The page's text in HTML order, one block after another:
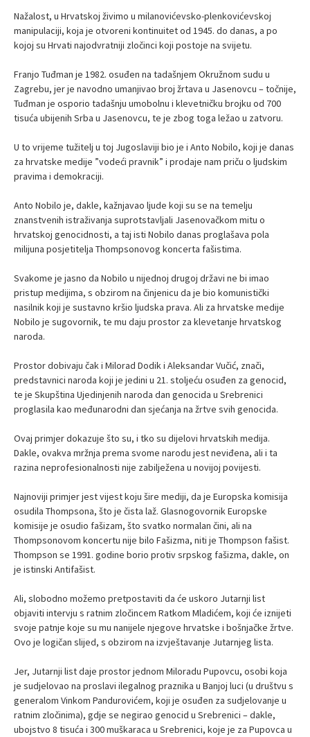
Nažalost, u Hrvatskoj živimo u milanovićevsko-plenkovićevskoj
manipulaciji, koja je otvoreni kontinuitet od 1945. do danas, a po
kojoj su Hrvati najodvratniji zločinci koji postoje na svijetu.
Franjo Tuđman je 1982. osuđen na tadašnjem Okružnom sudu u
Zagrebu, jer je navodno umanjivao broj žrtava u Jasenovcu – točnije,
Tuđman je osporio tadašnju umobolnu i klevetničku brojku od 700
tisuća ubijenih Srba u Jasenovcu, te je zbog toga ležao u zatvoru.
U to vrijeme tužitelj u toj Jugoslaviji bio je i Anto Nobilo, koji je danas
za hrvatske medije ”vodeći pravnik” i prodaje nam priču o ljudskim
pravima i demokraciji.
Anto Nobilo je, dakle, kažnjavao ljude koji su se na temelju
znanstvenih istraživanja suprotstavljali Jasenovačkom mitu o
hrvatskoj genocidnosti, a taj isti Nobilo danas proglašava pola
milijuna posjetitelja Thompsonovog koncerta fašistima.
Svakome je jasno da Nobilo u nijednoj drugoj državi ne bi imao
pristup medijima, s obzirom na činjenicu da je bio komunistički
nasilnik koji je sustavno kršio ljudska prava. Ali za hrvatske medije
Nobilo je sugovornik, te mu daju prostor za klevetanje hrvatskog
naroda.
Prostor dobivaju čak i Milorad Dodik i Aleksandar Vučić, znači,
predstavnici naroda koji je jedini u 21. stoljeću osuđen za genocid,
te je Skupština Ujedinjenih naroda dan genocida u Srebrenici
proglasila kao međunarodni dan sjećanja na žrtve svih genocida.
Ovaj primjer dokazuje što su, i tko su dijelovi hrvatskih medija.
Dakle, ovakva mržnja prema svome narodu jest neviđena, ali i ta
razina neprofesionalnosti nije zabilježena u novijoj povijesti.
Najnoviji primjer jest vijest koju šire mediji, da je Europska komisija
osudila Thompsona, što je čista laž. Glasnogovornik Europske
komisije je osudio fašizam, što svatko normalan čini, ali na
Thompsonovom koncertu nije bilo Fašizma, niti je Thompson fašist.
Thompson se 1991. godine borio protiv srpskog fašizma, dakle, on
je istinski Antifašist.
Ali, slobodno možemo pretpostaviti da će uskoro Jutarnji list
objaviti intervju s ratnim zločincem Ratkom Mladićem, koji će iznijeti
svoje patnje koje su mu nanijele njegove hrvatske i bošnjačke žrtve.
Ovo je logičan slijed, s obzirom na izvještavanje Jutarnjeg lista.
Jer, Jutarnji list daje prostor jednom Miloradu Pupovcu, osobi koja
je sudjelovao na proslavi ilegalnog praznika u Banjoj luci (u društvu s
generalom Vinkom Pandurovićem, koji je osuđen za sudjelovanje u
ratnim zločinima), gdje se negirao genocid u Srebrenici – dakle,
ubojstvo 8 tisuća i 300 muškaraca u Srebrenici, koje je za Pupovca u